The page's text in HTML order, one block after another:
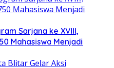
Sarjana ke XVIII,
Mahasiswa Menjadi